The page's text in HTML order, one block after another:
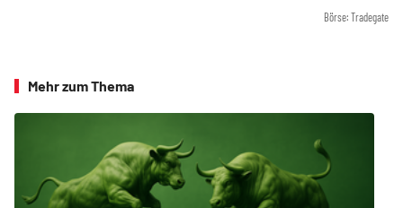
Börse: Tradegate
Mehr zum Thema